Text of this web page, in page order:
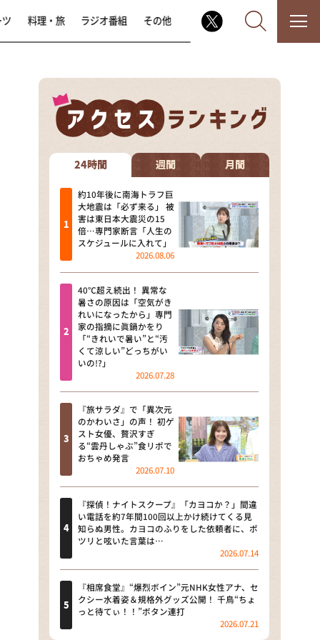
なるみ・岡村の過ぎるTV
相席食堂
これ余談なんですけど・・・
～人生密着トークバラエティ！
～ やすとものいたって真剣です
探偵！ナイトスクープ
news おかえり
河合＆A.B.C-Z塚田×福井アナ
「なんでやねん！？」（news お
かえり）
DAIGOも台所 ～きょうの献立 何
にする？～
本日はダイアンなり！シーズン２
朝だ！生です旅サラダ
教えて！ニュースライブ 正義の
ミカタ
ＬＩＦＥ～夢のカタチ～
新婚さんいらっしゃい！
ポツンと一軒家
ザキ山小屋本館
料理・旅 ラジオ番組 その他
24時間 週間 月間
約10年後に南海トラフ巨
大地震は「必ず来る」 被
害は東日本大震災の15
倍…専門家断言「人生の
スケジュールに入れて」
2026.08.06
40℃超え続出！ 異常な
暑さの原因は「空気がき
れいになったから」専門
家の指摘に眞鍋かをり
「“きれいで暑い”と“汚
くて涼しい”どっちがい
いの!?」
2026.07.28
『旅サラダ』で「異次元
のかわいさ」の声！ 初ゲ
スト女優、贅沢すぎ
る“雲丹しゃぶ”食リポで
おちゃめ発言
2026.07.10
『探偵！ナイトスクープ』「カヨコか？」間違
い電話を約7年間100回以上かけ続けてくる見
知らぬ男性。カヨコのふりをした依頼者に、ポ
ツリと呟いた言葉は…
2026.07.14
『相席食堂』“爆烈ボイン”元NHK女性アナ、セ
クシー水着姿＆規格外グッズ公開！ 千鳥“ちょ
っと待てぃ！！”ボタン連打
2026.07.21